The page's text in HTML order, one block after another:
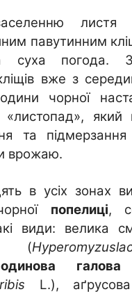
листя
павутинним
суха погода.
вже з
чорної
«листопад», який
та підмерзання
врожаю.
в усіх зонах
попелиці,
види: велика
(
галова
L.),